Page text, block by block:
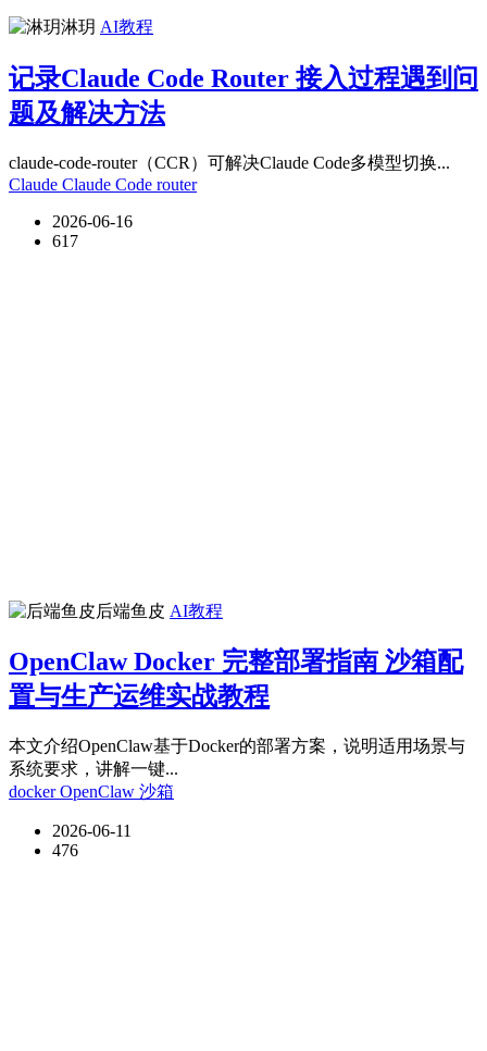
淋玥 AI教程
记录Claude Code Router 接入过程遇到问
题及解决方法
claude-code-router（CCR）可解决Claude Code多模型切换...
Claude Claude Code router
2026-06-16
617
后端鱼皮 AI教程
OpenClaw Docker 完整部署指南 沙箱配
置与生产运维实战教程
本文介绍OpenClaw基于Docker的部署方案，说明适用场景与
系统要求，讲解一键...
docker OpenClaw 沙箱
2026-06-11
476